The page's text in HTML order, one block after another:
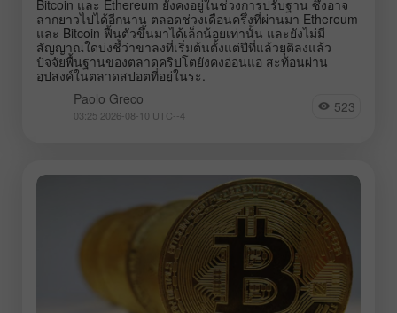
Bitcoin และ Ethereum ยังคงอยู่ในช่วงการปรับฐาน ซึ่งอาจ
ลากยาวไปได้อีกนาน ตลอดช่วงเดือนครึ่งที่ผ่านมา Ethereum
และ Bitcoin ฟื้นตัวขึ้นมาได้เล็กน้อยเท่านั้น และยังไม่มี
สัญญาณใดบ่งชี้ว่าขาลงที่เริ่มต้นตั้งแต่ปีที่แล้วยุติลงแล้ว
ปัจจัยพื้นฐานของตลาดคริปโตยังคงอ่อนแอ สะท้อนผ่าน
อุปสงค์ในตลาดสปอตที่อยู่ในระ.
Paolo Greco
03:25 2026-08-10 UTC--4 523